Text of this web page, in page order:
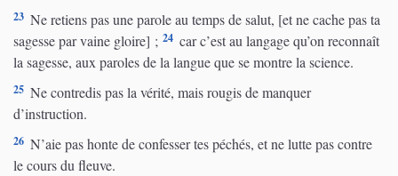
23 Ne retiens pas une parole au temps de salut, [et ne cache pas ta
sagesse par vaine gloire] ; 24 car c’est au langage qu’on reconnaît
la sagesse, aux paroles de la langue que se montre la science.
25 Ne contredis pas la vérité, mais rougis de manquer
d’instruction.
26 N’aie pas honte de confesser tes péchés, et ne lutte pas contre
le cours du fleuve.